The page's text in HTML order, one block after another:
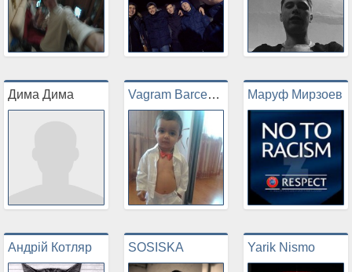
Дима Дима Vagram Barcegian Маруф Мирзоев
Андрій Котляр SOSISKA Yarik Nismo